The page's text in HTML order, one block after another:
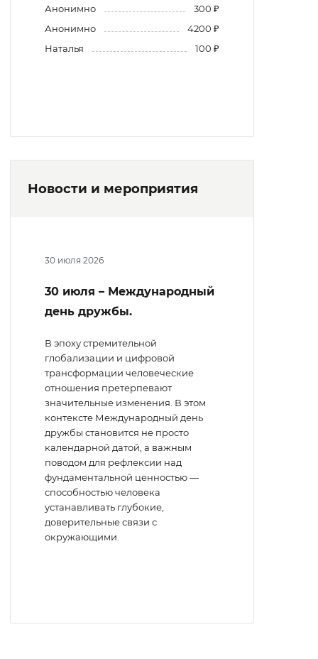
Анонимно
300 ₽
Анонимно
4200 ₽
Наталья
100 ₽
Новости и мероприятия
30 июля 2026
30 июля – Международный
день дружбы.
В эпоху стремительной
глобализации и цифровой
трансформации человеческие
отношения претерпевают
значительные изменения. В этом
контексте Международный день
дружбы становится не просто
календарной датой, а важным
поводом для рефлексии над
фундаментальной ценностью —
способностью человека
устанавливать глубокие,
доверительные связи с
окружающими.